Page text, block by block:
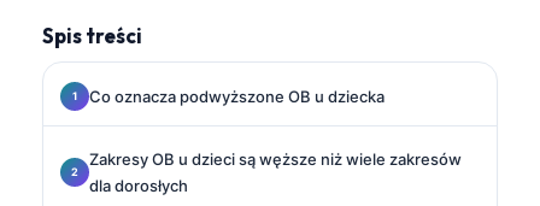
Spis treści
Co oznacza podwyższone OB u dziecka
Zakresy OB u dzieci są węższe niż wiele zakresów
dla dorosłych